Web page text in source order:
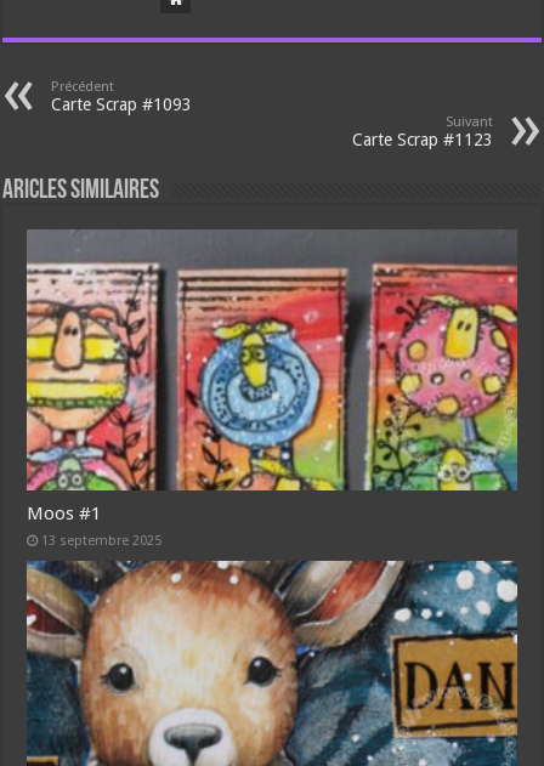
Précédent
Carte Scrap #1093
Suivant
Carte Scrap #1123
Aricles similaires
Moos #1
13 septembre 2025